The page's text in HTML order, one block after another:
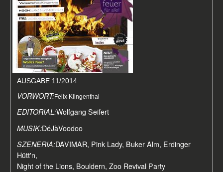
AUSGABE 11/2014
VORWORT:Felix Klingenthal
EDITORIAL:Wolfgang Seifert
MUSIK:DéJàVoodoo
SZENERIA:DAVIMAR, Pink Lady, Buker Alm, Erdinger
Hütt'n,
Night of the Lions, Bouldern, Zoo Revival Party